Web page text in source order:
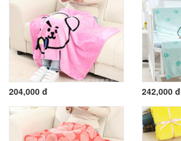
204,000 đ 242,000 đ